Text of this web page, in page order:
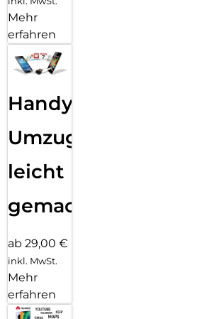
Mehr
erfahren
Handy
Umzug
leicht
gemacht!
ab 29,00 €
inkl. MwSt.
Mehr
erfahren